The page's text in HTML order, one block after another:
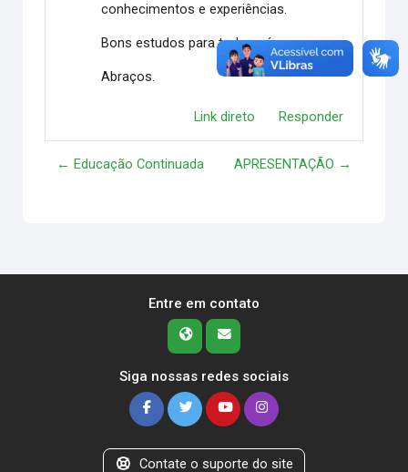
conhecimentos e experiências.
Bons estudos para todos nós.
Abraços.
Link direto Responder
← Educação Continuada APRESENTAÇÃO →
Entre em contato
Siga nossas redes sociais
Contate o suporte do site